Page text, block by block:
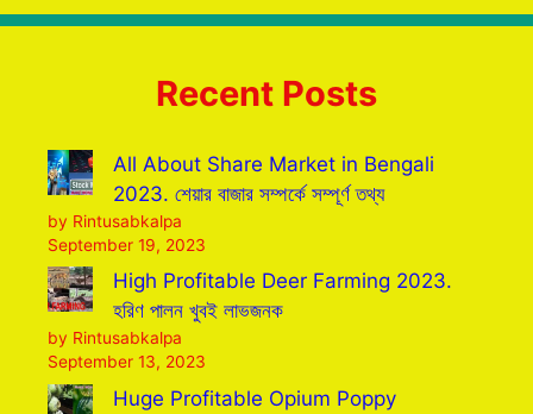
Recent Posts
All About Share Market in Bengali
2023. শেয়ার বাজার সম্পর্কে সম্পূর্ণ তথ্য
by Rintusabkalpa
September 19, 2023
High Profitable Deer Farming 2023.
হরিণ পালন খুবই লাভজনক
by Rintusabkalpa
September 13, 2023
Huge Profitable Opium Poppy